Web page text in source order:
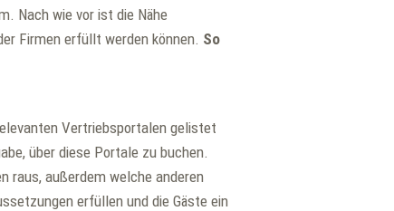
Nach wie vor ist die Nähe
Firmen erfüllt werden können. So
Vertriebsportalen gelistet
über diese Portale zu buchen.
raus, außerdem welche anderen
erfüllen und die Gäste ein